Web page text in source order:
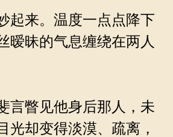
起来。温度一点点降下
暧昧的气息缠绕在两人
言瞥见他身后那人，未
光却变得淡漠、疏离，